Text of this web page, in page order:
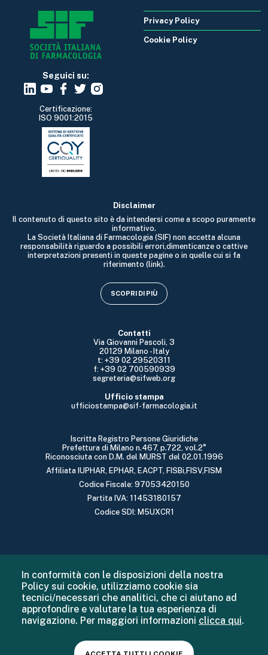
Seguici su:
Certificazione:
ISO 9001:2015
Contatti
Via Giovanni Pascoli, 3
20129 Milano - Italy
t: +39 02 29520311
f: +39 02 700590939
segreteria@sifweb.org
Ufficio stampa
ufficiostampa@sif-farmacologia.it
Iscritta Registro Persone Giuridiche
Prefettura di Milano n.467, p.722, vol.2°
Riconosciuta con D.M. del MURST del 02.01.1996
Affiliata IUPHAR, EPHAR, EACPT, FISBi,FISV,FISM
Codice Fiscale: 97053420150
Partita IVA: 11453180157
Codice SDI: M5UXCR1
Disclaimer
Il contenuto di questo sito è da intendersi come a scopo puramente
informativo.
La Società Italiana di Farmacologia (SIF) non accetta alcuna
responsabilità riguardo a possibili errori,dimenticanze o cattive
interpretazioni presenti in queste pagine o in quelle cui si fa
riferimento (link).
SCOPRI DI PIÙ
Privacy Policy
Cookie Policy
In conformità con le disposizioni della nostra
Policy sui cookie, utilizziamo cookie sia
tecnici/necessari che analitici, che ci aiutano ad
approfondire e valutare la tua esperienza di
navigazione. Per maggiori informazioni clicca qui.